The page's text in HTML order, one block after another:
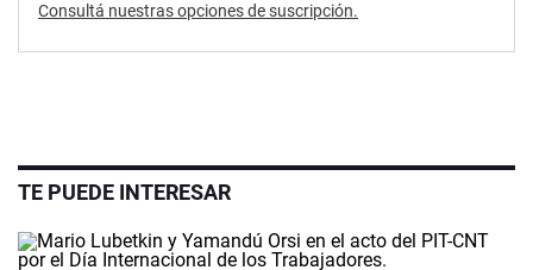
Consultá nuestras opciones de suscripción.
TE PUEDE INTERESAR